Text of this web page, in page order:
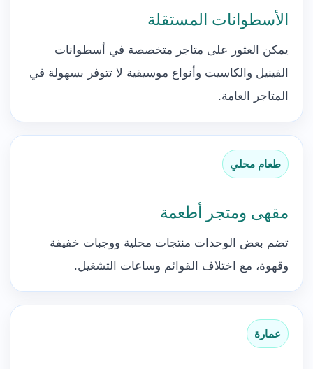
الأسطوانات المستقلة
يمكن العثور على متاجر متخصصة في أسطوانات
الفينيل والكاسيت وأنواع موسيقية لا تتوفر بسهولة في
المتاجر العامة.
طعام محلي
مقهى ومتجر أطعمة
تضم بعض الوحدات منتجات محلية ووجبات خفيفة
وقهوة، مع اختلاف القوائم وساعات التشغيل.
عمارة